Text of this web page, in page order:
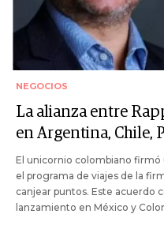
NEGOCIOS
La alianza entre
en Argentina, Chile,
El unicornio colombiano
el programa de viajes de la
canjear puntos. Este acuerdo
lanzamiento en México y